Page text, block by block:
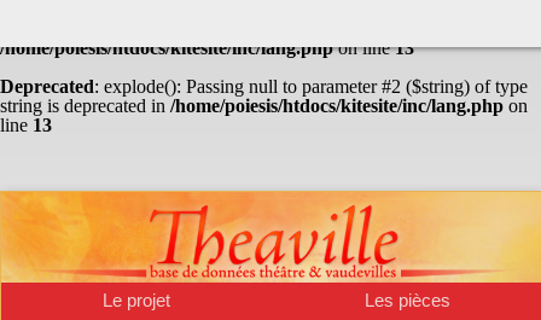
/home/poiesis/htdocs/kitesite/inc/lang.phpon line13
Deprecated: explode(): Passing null to parameter #2 ($string) of type
string is deprecated in /home/poiesis/htdocs/kitesite/inc/lang.php on
line 13
Le projet
Les pièces